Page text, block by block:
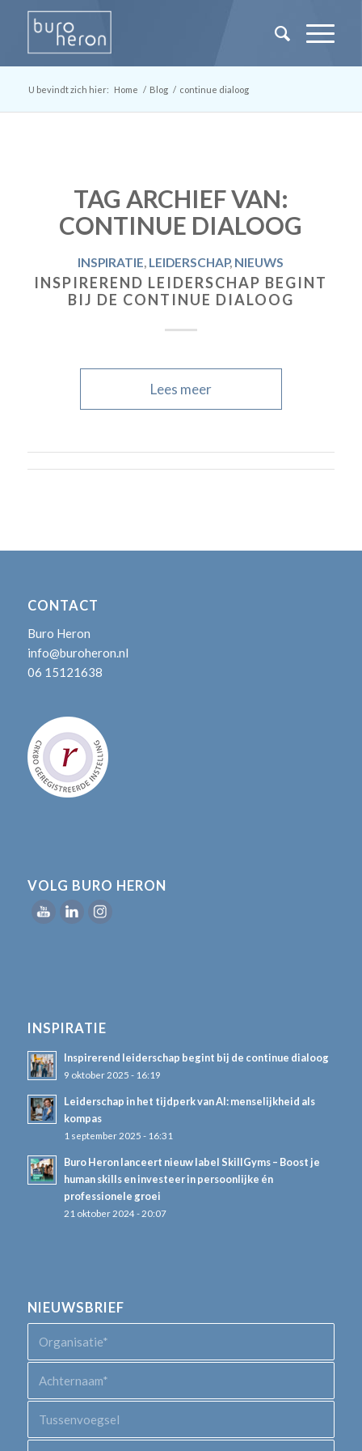
U bevindt zich hier: Home / Blog / continue dialoog
TAG ARCHIEF VAN:
CONTINUE DIALOOG
INSPIRATIE, LEIDERSCHAP, NIEUWS
INSPIREREND LEIDERSCHAP BEGINT
BIJ DE CONTINUE DIALOOG
Lees meer
CONTACT
Buro Heron
info@buroheron.nl
06 15121638
VOLG BURO HERON
INSPIRATIE
Inspirerend leiderschap begint bij de continue dialoog
9 oktober 2025 - 16:19
Leiderschap in het tijdperk van AI: menselijkheid als
kompas
1 september 2025 - 16:31
Buro Heron lanceert nieuw label SkillGyms – Boost je
human skills en investeer in persoonlijke én
professionele groei
21 oktober 2024 - 20:07
NIEUWSBRIEF